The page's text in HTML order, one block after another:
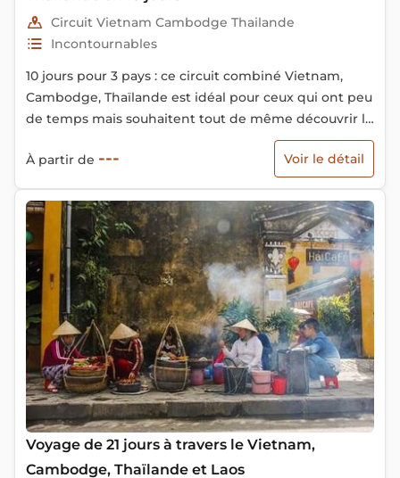
Circuit Vietnam Cambodge Thailande
Incontournables
10 jours pour 3 pays : ce circuit combiné Vietnam,
Cambodge, Thaïlande est idéal pour ceux qui ont peu
de temps mais souhaitent tout de même découvrir la
beauté et la diversité de l'Asie. Parfait également
pour ceux qui arrivent en Thaïlande depuis votre
continent. Chaque pays de notre itinéraire a été
soigneusement sélectionné pour vous offrir des sites
incontournables : de l'atmosphère dynamique de
Bangkok en Thaïlande, au complexe des temples
d'Angkor, marqués par le temps au Cambodge
jusqu'à la splendide baie d'Halong au Vietnam,... Tout
cela fait partie de notre circuit en 10 jours.
À partir de --- Voir le détail
Voyage de 21 jours à travers le Vietnam,
Cambodge, Thaïlande et Laos